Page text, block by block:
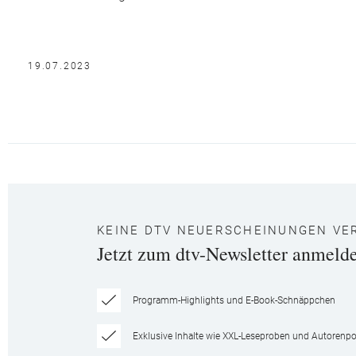
19.07.2023
KEINE DTV NEUERSCHEINUNGEN
Jetzt zum dtv-Newsletter
Programm-Highlights und E-Book-Schnäppchen
Exklusive Inhalte wie XXL-Leseproben und